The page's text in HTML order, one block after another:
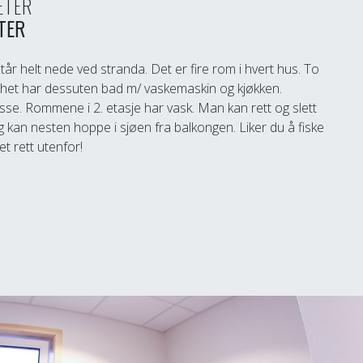
helt nede ved stranda. Det er fire rom i hvert hus. To
har dessuten bad m/ vaskemaskin og kjøkken.
Rommene i 2. etasje har vask. Man kan rett og slett
kan nesten hoppe i sjøen fra balkongen. Liker du å fiske
rett utenfor!